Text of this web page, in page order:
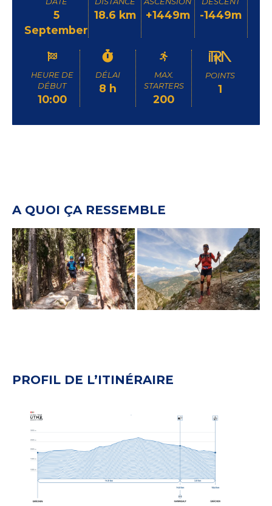
5
September
18.6 km +1449m -1449m
HEURE DE
DÉBUT
10:00
DÉLAI
8 h
MAX.
STARTERS
200
POINTS
1
A QUOI ÇA RESSEMBLE
PROFIL DE L’ITINÉRAIRE